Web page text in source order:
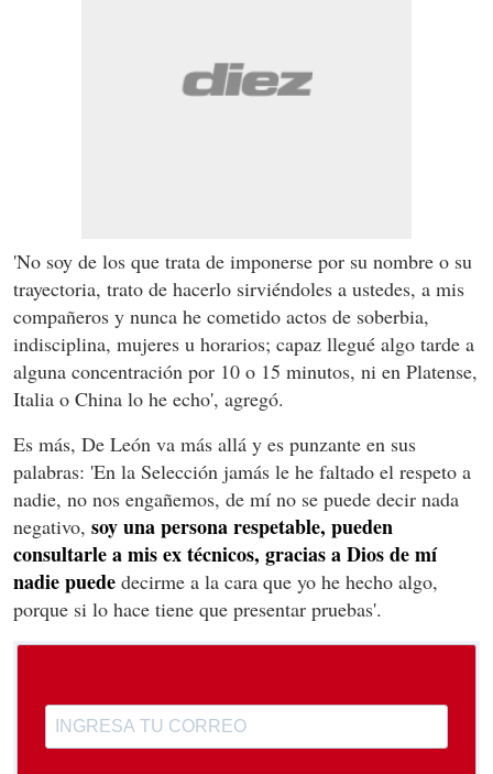
'No soy de los que trata de imponerse por su nombre o su
trayectoria, trato de hacerlo sirviéndoles a ustedes, a mis
compañeros y nunca he cometido actos de soberbia,
indisciplina, mujeres u horarios; capaz llegué algo tarde a
alguna concentración por 10 o 15 minutos, ni en Platense,
Italia o China lo he echo', agregó.
Es más, De León va más allá y es punzante en sus
palabras: 'En la Selección jamás le he faltado el respeto a
nadie, no nos engañemos, de mí no se puede decir nada
negativo, soy una persona respetable, pueden
consultarle a mis ex técnicos, gracias a Dios de mí
nadie puede decirme a la cara que yo he hecho algo,
porque si lo hace tiene que presentar pruebas'.